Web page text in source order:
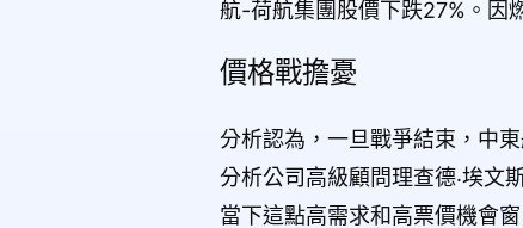
航-荷航集團股價下跌27%。因
價格戰擔憂
分析認為，一旦戰爭結束，中
分析公司高級顧問理查德‧埃文
當下這點高需求和高票價機會窗